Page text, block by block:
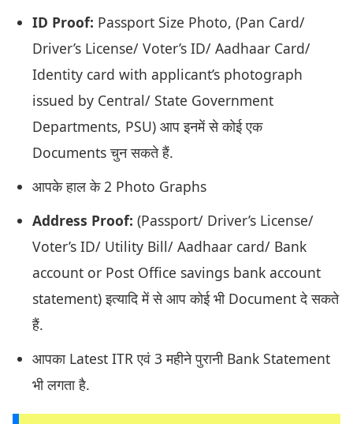
ID Proof: Passport Size Photo, (Pan Card/
Driver’s License/ Voter’s ID/ Aadhaar Card/
Identity card with applicant’s photograph
issued by Central/ State Government
Departments, PSU) आप इनमें से कोई एक
Documents चुन सकते हैं.
आपके हाल के 2 Photo Graphs
Address Proof: (Passport/ Driver’s License/
Voter’s ID/ Utility Bill/ Aadhaar card/ Bank
account or Post Office savings bank account
statement) इत्यादि में से आप कोई भी Document दे सकते
हैं.
आपका Latest ITR एवं 3 महीने पुरानी Bank Statement
भी लगता है.